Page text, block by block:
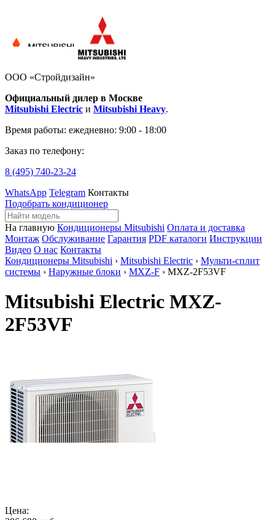
ООО «Стройдизайн»
Официальный дилер в Москве
Mitsubishi Electric и Mitsubishi Heavy.
Время работы: ежедневно: 9:00 - 18:00
Заказ по телефону:
8 (495) 740-23-24
WhatsApp Telegram Контакты
Подобрать кондиционер
На главную Кондиционеры Mitsubishi Оплата и доставка
Монтаж Обслуживание Гарантия PDF каталоги Инструкции
Видео О нас Контакты
Кондиционеры Mitsubishi › Mitsubishi Electric › Мульти-сплит
системы › Наружные блоки › MXZ-F › MXZ-2F53VF
Mitsubishi Electric MXZ-
2F53VF
Цена: